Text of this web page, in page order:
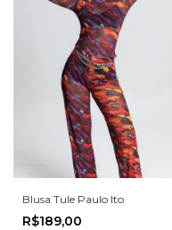
Blusa Tule Paulo Ito
R$189,00